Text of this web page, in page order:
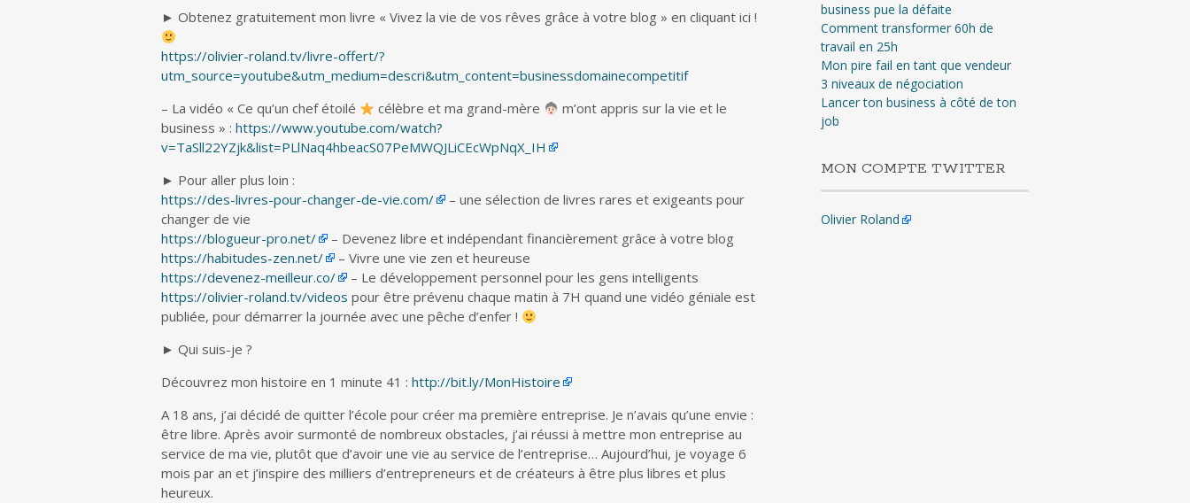
► Obtenez gratuitement mon livre « Vivez la vie de vos rêves grâce à votre blog » en cliquant ici !
https://olivier-roland.tv/livre-offert/?
utm_source=youtube&utm_medium=descri&utm_content=businessdomainecompetitif
– La vidéo « Ce qu’un chef étoilé
célèbre et ma grand-mère
m’ont appris sur la vie et le
business » : https://www.youtube.com/watch?
v=TaSll22YZjk&list=PLlNaq4hbeacS07PeMWQJLiCEcWpNqX_IH
► Pour aller plus loin :
https://des-livres-pour-changer-de-vie.com/
– une sélection de livres rares et exigeants pour
changer de vie
https://blogueur-pro.net/
– Devenez libre et indépendant financièrement grâce à votre blog
https://habitudes-zen.net/
– Vivre une vie zen et heureuse
https://devenez-meilleur.co/
– Le développement personnel pour les gens intelligents
https://olivier-roland.tv/videos pour être prévenu chaque matin à 7H quand une vidéo géniale est
publiée, pour démarrer la journée avec une pêche d’enfer !
► Qui suis-je ?
Découvrez mon histoire en 1 minute 41 : http://bit.ly/MonHistoire
A 18 ans, j’ai décidé de quitter l’école pour créer ma première entreprise. Je n’avais qu’une envie :
être libre. Après avoir surmonté de nombreux obstacles, j’ai réussi à mettre mon entreprise au
service de ma vie, plutôt que d’avoir une vie au service de l’entreprise… Aujourd’hui, je voyage 6
mois par an et j’inspire des milliers d’entrepreneurs et de créateurs à être plus libres et plus
heureux.
business pue la défaite
Comment transformer 60h de
travail en 25h
Mon pire fail en tant que vendeur
3 niveaux de négociation
Lancer ton business à côté de ton
job
MON COMPTE TWITTER
Olivier Roland